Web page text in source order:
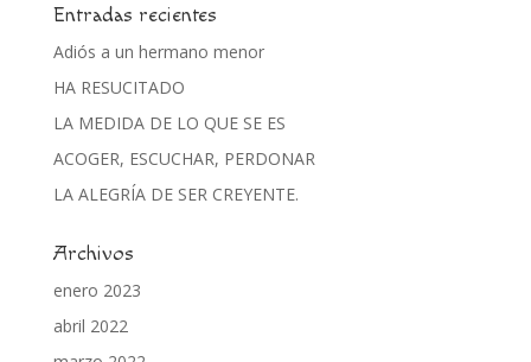
Entradas recientes
Adiós a un hermano menor
HA RESUCITADO
LA MEDIDA DE LO QUE SE ES
ACOGER, ESCUCHAR, PERDONAR
LA ALEGRÍA DE SER CREYENTE.
Archivos
enero 2023
abril 2022